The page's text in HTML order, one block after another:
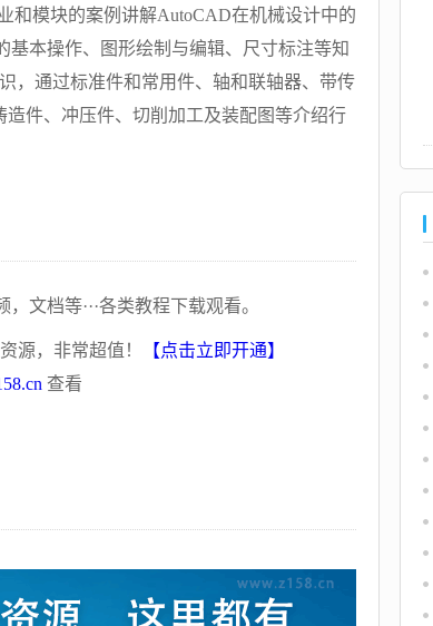
和模块的案例讲解AutoCAD在机械设计中的
基本操作、图形绘制与编辑、尺寸标注等知
，通过标准件和常用件、轴和联轴器、带传
件、冲压件、切削加工及装配图等介绍行
文档等···各类教程下载观看。
源，非常超值！
【点击立即开通】
查看